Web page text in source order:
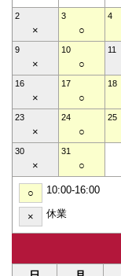
2
×
3
○
4
9
×
10
○
11
16
×
17
○
18
23
×
24
○
25
30
×
31
○
○ 10:00-16:00
× 休業